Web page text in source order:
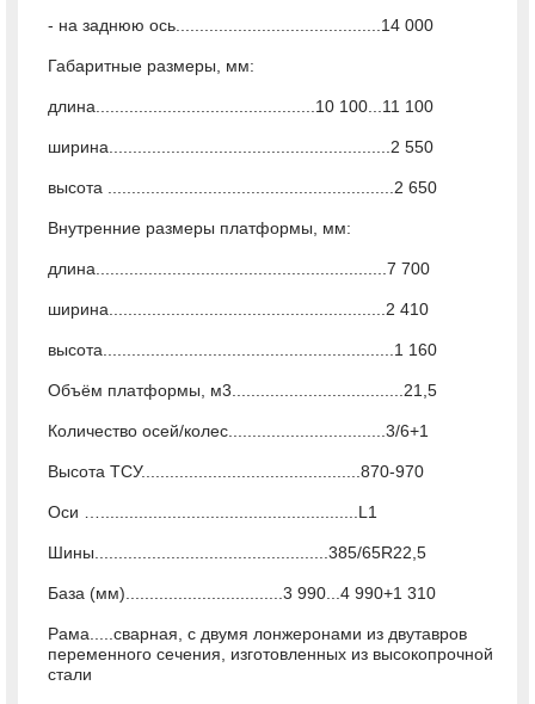
- на заднюю ось...........................................14 000
Габаритные размеры, мм:
длина..............................................10 100...11 100
ширина...........................................................2 550
высота ............................................................2 650
Внутренние размеры платформы, мм:
длина.............................................................7 700
ширина..........................................................2 410
высота.............................................................1 160
Объём платформы, м3....................................21,5
Количество осей/колес.................................3/6+1
Высота ТСУ..............................................870-970
Оси …......................................................L1
Шины.................................................385/65R22,5
База (мм).................................3 990...4 990+1 310
Рама.....сварная, с двумя лонжеронами из двутавров
переменного сечения, изготовленных из высокопрочной
стали